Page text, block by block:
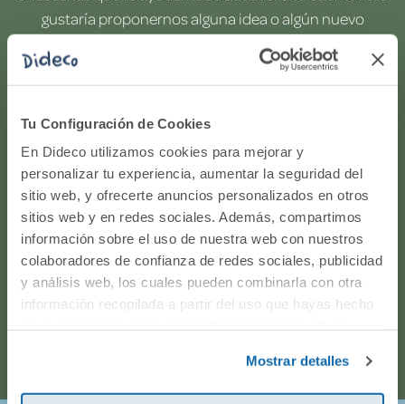
Tu Configuración de Cookies
En Dideco utilizamos cookies para mejorar y
personalizar tu experiencia, aumentar la seguridad del
sitio web, y ofrecerte anuncios personalizados en otros
sitios web y en redes sociales. Además, compartimos
información sobre el uso de nuestra web con nuestros
colaboradores de confianza de redes sociales, publicidad
y análisis web, los cuales pueden combinarla con otra
información recopilada a partir del uso que hayas hecho
Mostrar detalles
gustaría proponernos alguna idea o algún nuevo
producto? ¿Has realizado un pedido y quieres saber si
todo va viento en popa? Ponte en contacto con
nosotros.
916597360
Correo electrónico
Horario de atención telefónica: de Lunes a Viernes, de
9:00h a 17:00h.